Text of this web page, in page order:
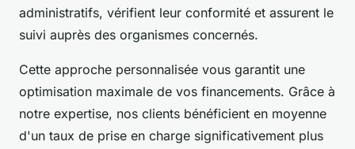
administratifs, vérifient leur conformité et assurent le
suivi auprès des organismes concernés.
Cette approche personnalisée vous garantit une
optimisation maximale de vos financements. Grâce à
notre expertise, nos clients bénéficient en moyenne
d'un taux de prise en charge significativement plus